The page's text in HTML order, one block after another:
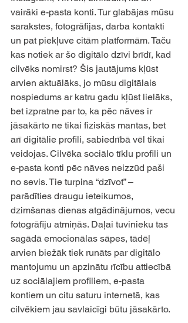
vairāki e-pasta konti. Tur glabājas mūsu
sarakstes, fotogrāfijas, darba kontakti
un pat piekļuve citām platformām. Taču
kas notiek ar šo digitālo dzīvi brīdī, kad
cilvēks nomirst? Šis jautājums kļūst
arvien aktuālāks, jo mūsu digitālais
nospiedums ar katru gadu kļūst lielāks,
bet izpratne par to, ka pēc nāves ir
jāsakārto ne tikai fiziskās mantas, bet
arī digitālie profili, sabiedrībā vēl tikai
veidojas. Cilvēka sociālo tīklu profili un
e-pasta konti pēc nāves neizzūd paši
no sevis. Tie turpina “dzīvot” –
parādīties draugu ieteikumos,
dzimšanas dienas atgādinājumos, vecu
fotogrāfiju atmiņās. Daļai tuvinieku tas
sagādā emocionālas sāpes, tādēļ
arvien biežāk tiek runāts par digitālo
mantojumu un apzinātu rīcību attiecībā
uz sociālajiem profiliem, e-pasta
kontiem un citu saturu internetā, kas
cilvēkiem jau savlaicīgi būtu jāsakārto.